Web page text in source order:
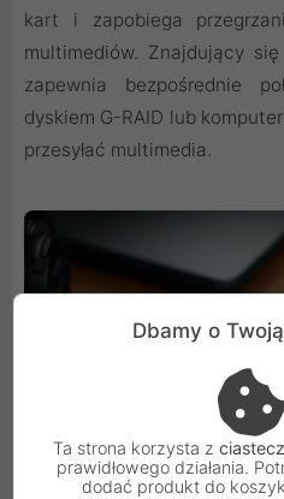
kart i zapobiega
multimediów. Znajdujący
zapewnia bezpośrednie
dyskiem G-RAID lub
przesyłać multimedia.
Dbamy o
Ta strona korzysta z
prawidłowego działania.
dodać produkt do